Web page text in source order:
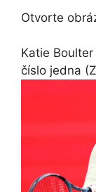
Otvorte
Katie
číslo jedna